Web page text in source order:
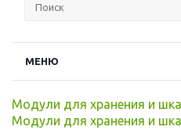
МЕНЮ
Модули для хранения и
Модули для хранения и